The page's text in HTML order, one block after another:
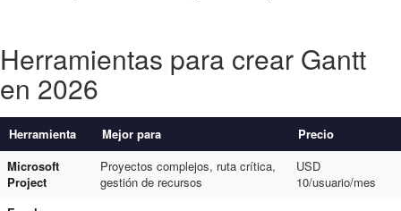
Herramientas para crear Gantt
en 2026
Herramienta Mejor para
Precio
Microsoft
Project
Proyectos complejos, ruta crítica,
gestión de recursos
USD
10/usuario/mes